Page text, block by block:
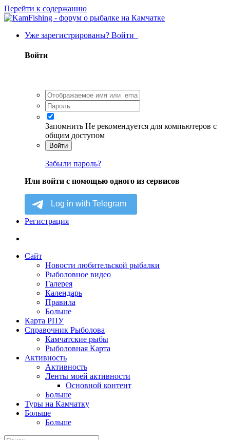
Перейти к содержанию
Уже зарегистрированы? Войти
Войти
Запомнить Не рекомендуется для компьютеров с
общим доступом
Войти
Забыли пароль?
Или войти с помощью одного из сервисов
Регистрация
Сайт
Новости любительской рыбалки
Рыболовное видео
Галерея
Календарь
Правила
Больше
Карта РПУ
Справочник Рыболова
Камчатские рыбы
Рыболовная Карта
Активность
Активность
Ленты моей активности
Основной контент
Больше
Туры на Камчатку
Больше
Больше